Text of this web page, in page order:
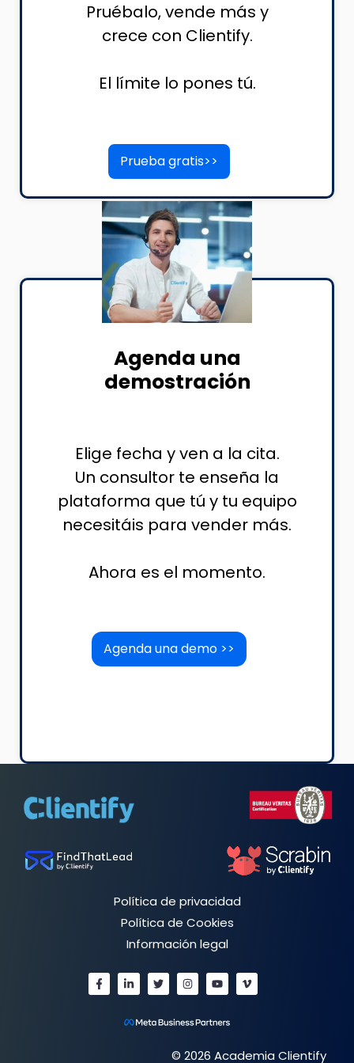
Pruébalo, vende más y
crece con Clientify.
El límite lo pones tú.
Prueba gratis>>
Agenda una
demostración
Elige fecha y ven a la cita.
Un consultor te enseña la
plataforma que tú y tu equipo
necesitáis para vender más.
Ahora es el momento.
Agenda una demo >>
Política de privacidad
Política de Cookies
Información legal
© 2026 Academia Clientify